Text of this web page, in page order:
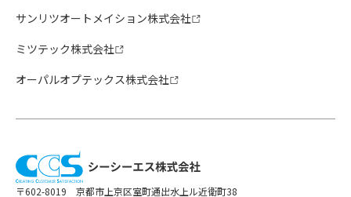
サンリツオートメイション株式会社
ミツテック株式会社
オーパルオプテックス株式会社
〒602-8019 京都市上京区室町通出水上ル近衛町38